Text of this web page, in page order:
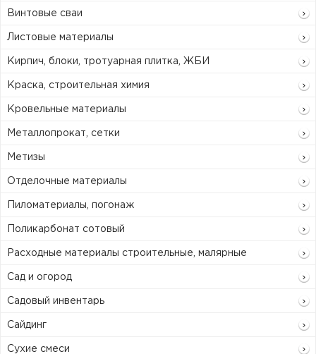
Винтовые сваи
Листовые материалы
Кирпич, блоки, тротуарная плитка, ЖБИ
Краска, строительная химия
Кровельные материалы
Металлопрокат, сетки
Метизы
Отделочные материалы
Пиломатериалы, погонаж
Поликарбонат сотовый
Расходные материалы строительные, малярные
Сад и огород
Садовый инвентарь
Сайдинг
Сухие смеси